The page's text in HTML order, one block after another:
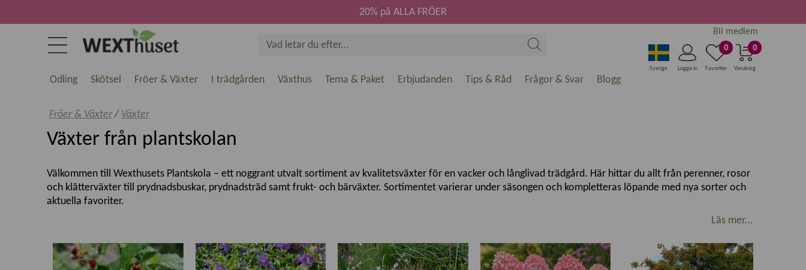
0
Varukorg
0
Favoriter
Logga in
Sverige
Bli medlem
20% på ALLA FRÖER
Odling Skötsel Fröer & Växter I trädgården Växthus Tema & Paket Erbjudanden Tips & Råd Frågor & Svar Blogg
Fröer & Växter/ Växter
Växter från plantskolan
Välkommen till Wexthusets Plantskola – ett noggrant utvalt sortiment av kvalitetsväxter för en vacker och långlivad trädgård. Här hittar du allt från perenner, rosor
och klätterväxter till prydnadsbuskar, prydnadsträd samt frukt- och bärväxter. Sortimentet varierar under säsongen och kompletteras löpande med nya sorter och
aktuella favoriter.
Vi erbjuder växter som är utvalda för att trivas i svenska odlingsförhållanden. Oavsett om du vill skapa en blommande rabatt, plantera ett vackert träd, odla egna
Läs mer...